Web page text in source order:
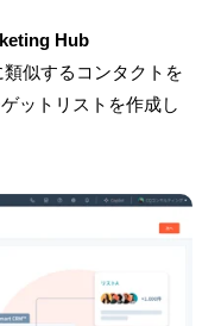
Hub
似するコンタクトを
ットリストを作成し